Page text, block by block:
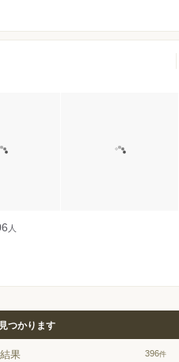
人
つかります
果 396件